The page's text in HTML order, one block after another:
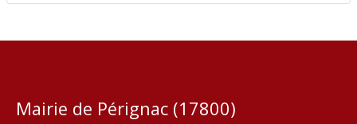
Mairie de Pérignac (17800)